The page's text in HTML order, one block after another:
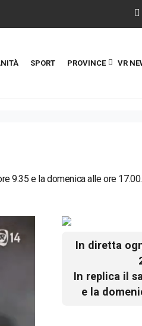
SPORT PROVINCE VR
9.35 e la domenica alle ore 17.00.
In diretta
In replica il
e la